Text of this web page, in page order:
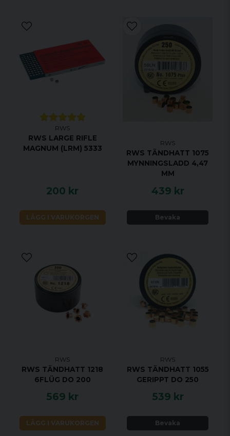
RWS
RWS LARGE RIFLE
MAGNUM (LRM) 5333
200 kr
LÄGG I VARUKORGEN
RWS
RWS TÄNDHATT 1075
MYNNINGSLADD 4,47
MM
439 kr
Bevaka
RWS
RWS TÄNDHATT 1218
6FLÜG DO 200
569 kr
LÄGG I VARUKORGEN
RWS
RWS TÄNDHATT 1055
GERIPPT DO 250
539 kr
Bevaka